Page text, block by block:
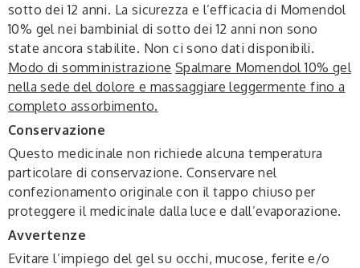
sotto dei 12 anni. La sicurezza e l’efficacia di Momendol
10% gel nei bambinial di sotto dei 12 anni non sono
state ancora stabilite. Non ci sono dati disponibili.
Modo di somministrazione Spalmare Momendol 10% gel
nella sede del dolore e massaggiare leggermente fino a
completo assorbimento.
Conservazione
Questo medicinale non richiede alcuna temperatura
particolare di conservazione. Conservare nel
confezionamento originale con il tappo chiuso per
proteggere il medicinale dalla luce e dall’evaporazione.
Avvertenze
Evitare l’impiego del gel su occhi, mucose, ferite e/o